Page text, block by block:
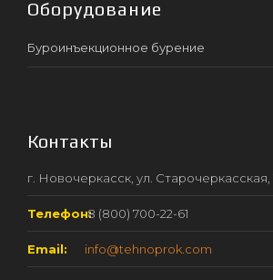
Оборудование
Буроинъекционное бурение
Контакты
г. Новочеркасск, ул. Старочеркасская,
Телефон:8 (800) 700-22-61
Email: info@tehnoprok.com